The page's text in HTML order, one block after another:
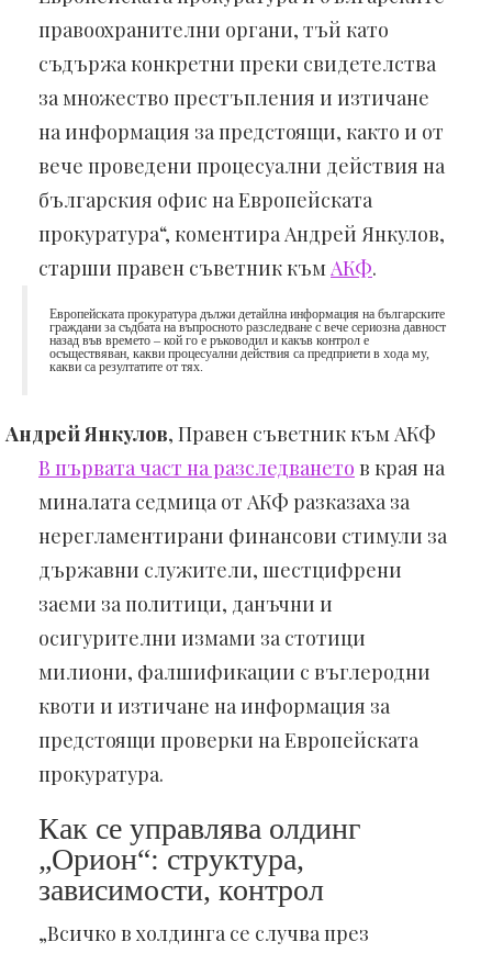
правоохранителни органи, тъй като
съдържа конкретни преки свидетелства
за множество престъпления и изтичане
на информация за предстоящи, както и от
вече проведени процесуални действия на
българския офис на Европейската
прокуратура“, коментира Андрей Янкулов,
старши правен съветник къмАКФ.
Европейската прокуратура дължи детайлна информация на българските
граждани за съдбата на въпросното разследване с вече сериозна давност
назад във времето – кой го е ръководил и какъв контрол е
осъществяван, какви процесуални действия са предприети в хода му,
какви са резултатите от тях.
Андрей Янкулов, Правен съветник към АКФ
В първата част на разследването в края на
миналата седмица от АКФ разказаха за
нерегламентирани финансови стимули за
държавни служители, шестцифрени
заеми за политици, данъчни и
осигурителни измами за стотици
милиони, фалшификации с въглеродни
квоти и изтичане на информация за
предстоящи проверки на Европейската
прокуратура.
Как се управлява олдинг
„Орион“: структура,
зависимости, контрол
„Всичко в холдинга се случва през